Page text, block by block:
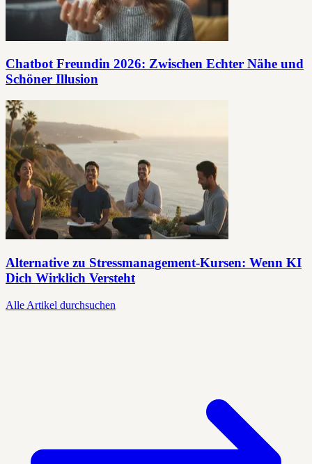
Chatbot Freundin 2026: Zwischen Echter Nähe und
Schöner Illusion
Alternative zu Stressmanagement-Kursen: Wenn KI
Dich Wirklich Versteht
Alle Artikel durchsuchen